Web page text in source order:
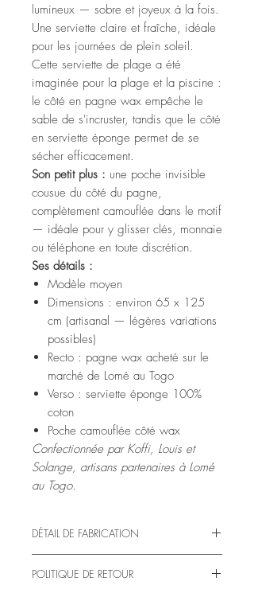
lumineux — sobre et joyeux à la fois.
Une serviette claire et fraîche, idéale
pour les journées de plein soleil.
Cette serviette de plage a été
imaginée pour la plage et la piscine :
le côté en pagne wax empêche le
sable de s'incruster, tandis que le côté
en serviette éponge permet de se
sécher efficacement.
Son petit plus : une poche invisible
cousue du côté du pagne,
complètement camouflée dans le motif
— idéale pour y glisser clés, monnaie
ou téléphone en toute discrétion.
Ses détails :
Modèle moyen
Dimensions : environ 65 x 125
cm (artisanal — légères variations
possibles)
Recto : pagne wax acheté sur le
marché de Lomé au Togo
Verso : serviette éponge 100%
coton
Poche camouflée côté wax
Confectionnée par Koffi, Louis et
Solange, artisans partenaires à Lomé
au Togo.
DÉTAIL DE FABRICATION
est confectionnée dans des ateliers de
POLITIQUE DE RETOUR